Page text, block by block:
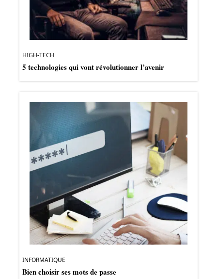
HIGH-TECH
5 technologies qui vont révolutionner l’avenir
INFORMATIQUE
Bien choisir ses mots de passe